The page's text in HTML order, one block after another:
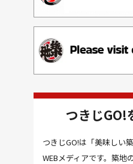
オムライス(2）
お参り(1） お困りご
お土産(14） お土産
お寿司(2） お弁当(9
お悩み解決(1） お惣
お歳暮(1） お汁粉(3
つきじGO!
つきじGO!は「美味しい
WEBメディアです。築地